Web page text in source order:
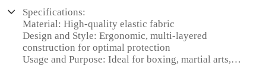
Specifications:
Material: High-quality elastic fabric
Design and Style: Ergonomic, multi-layered
construction for optimal protection
Usage and Purpose: Ideal for boxing, martial arts,